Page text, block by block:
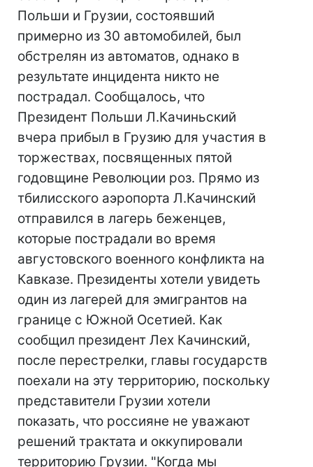
Польши и Грузии, состоявший
примерно из 30 автомобилей, был
обстрелян из автоматов, однако в
результате инцидента никто не
пострадал. Сообщалось, что
Президент Польши Л.Качиньский
вчера прибыл в Грузию для участия в
торжествах, посвященных пятой
годовщине Революции роз. Прямо из
тбилисского аэропорта Л.Качинский
отправился в лагерь беженцев,
которые пострадали во время
августовского военного конфликта на
Кавказе. Президенты хотели увидеть
один из лагерей для эмигрантов на
границе с Южной Осетией. Как
сообщил президент Лех Качинский,
после перестрелки, главы государств
поехали на эту территорию, поскольку
представители Грузии хотели
показать, что россияне не уважают
решений трактата и оккупировали
территорию Грузии. "Когда мы